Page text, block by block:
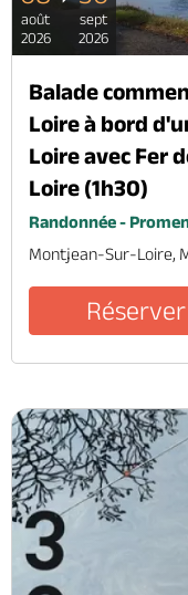
août
2026
sept
2026
Balade
Loire à bord
Loire avec Fer
Loire (1h30)
Randonnée -
Montjean-Sur-Loire,
Réserver